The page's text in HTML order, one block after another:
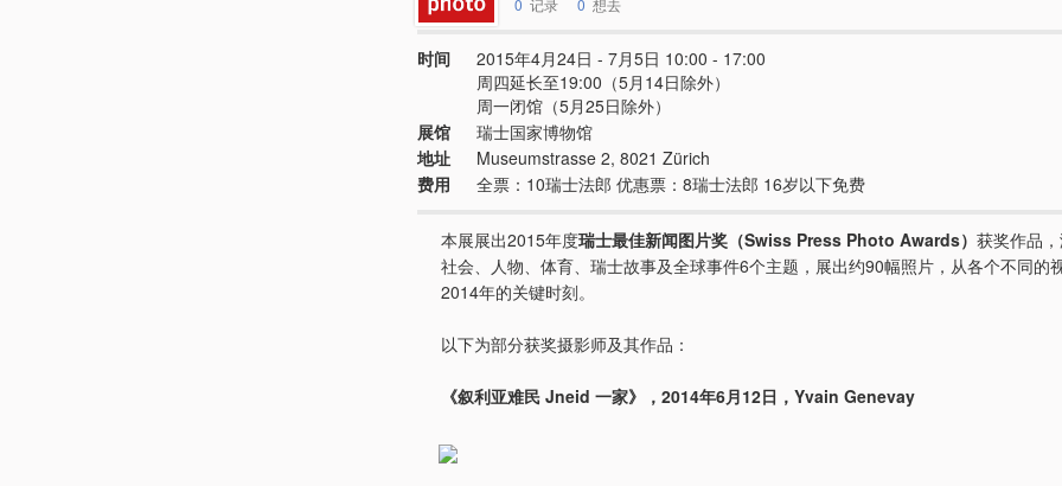
时间
2015年4月24日 - 7月5日 10:00 - 17:00
周四延长至19:00（5月14日除外）
周一闭馆（5月25日除外）
展馆
瑞士国家博物馆
地址
Museumstrasse 2, 8021 Zürich
费用
全票：10瑞士法郎 优惠票：8瑞士法郎 16岁以下免费
本展展出2015年度瑞士最佳新闻图片奖（Swiss Press Photo Awards） 获奖作品，
社会、人物、体育、瑞士故事及全球事件6个主题，展出约90幅照片，从各个不同的
2014年的关键时刻。
以下为部分获奖摄影师及其作品：
《叙利亚难民 Jneid 一家》，2014年6月12日，Yvain Genevay